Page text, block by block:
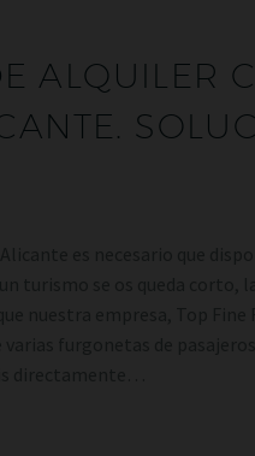
ALQUILER